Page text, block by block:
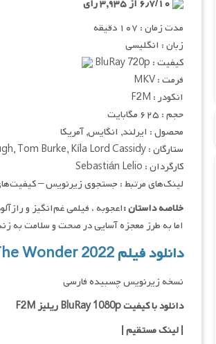
مدت زمان : ۱۰۷ دقیقه
زبان : انگلیسی
کیفیت : BluRay 720p
فرمت : MKV
انکودر : F2M
حجم : ۶۲۵ مگابایت
محصول : ایرلند, انگایس, آمریکا
ستارگان : Florence Pugh, Tom Burke, Kíla Lord Cassidy
کارگردان : Sebastián Lelio
لینک‌های مرتبط : جستجوی زیرنویس –
خلاصه داستان :
اما به طرز معجزه آسایی در صحت و سلامت به
دانلود فیلم The Wonder 2022
نسخه زیرنویس چسبیده فارسی
دانلود با کیفیت BluRay 1080p ریلیز F2M
|لینک مستقیم|